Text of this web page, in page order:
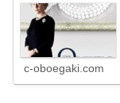
c-oboegaki.com